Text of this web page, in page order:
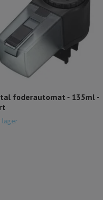
foderautomat - 135ml -
lager